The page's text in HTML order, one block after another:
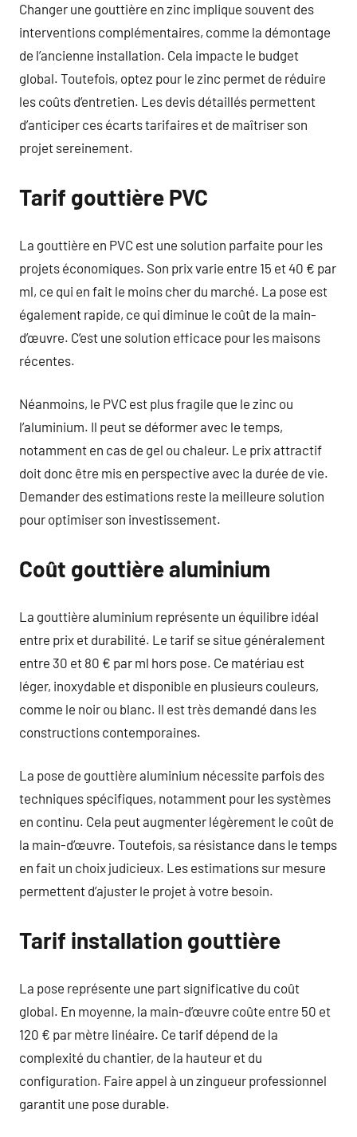
Changer une gouttière en zinc implique souvent des
interventions complémentaires, comme la démontage
de l’ancienne installation. Cela impacte le budget
global. Toutefois, optez pour le zinc permet de réduire
les coûts d’entretien. Les devis détaillés permettent
d’anticiper ces écarts tarifaires et de maîtriser son
projet sereinement.
Tarif gouttière PVC
La gouttière en PVC est une solution parfaite pour les
projets économiques. Son prix varie entre 15 et 40 € par
ml, ce qui en fait le moins cher du marché. La pose est
également rapide, ce qui diminue le coût de la main-
d’œuvre. C’est une solution efficace pour les maisons
récentes.
Néanmoins, le PVC est plus fragile que le zinc ou
l’aluminium. Il peut se déformer avec le temps,
notamment en cas de gel ou chaleur. Le prix attractif
doit donc être mis en perspective avec la durée de vie.
Demander des estimations reste la meilleure solution
pour optimiser son investissement.
Coût gouttière aluminium
La gouttière aluminium représente un équilibre idéal
entre prix et durabilité. Le tarif se situe généralement
entre 30 et 80 € par ml hors pose. Ce matériau est
léger, inoxydable et disponible en plusieurs couleurs,
comme le noir ou blanc. Il est très demandé dans les
constructions contemporaines.
La pose de gouttière aluminium nécessite parfois des
techniques spécifiques, notamment pour les systèmes
en continu. Cela peut augmenter légèrement le coût de
la main-d’œuvre. Toutefois, sa résistance dans le temps
en fait un choix judicieux. Les estimations sur mesure
permettent d’ajuster le projet à votre besoin.
Tarif installation gouttière
La pose représente une part significative du coût
global. En moyenne, la main-d’œuvre coûte entre 50 et
120 € par mètre linéaire. Ce tarif dépend de la
complexité du chantier, de la hauteur et du
configuration. Faire appel à un zingueur professionnel
garantit une pose durable.